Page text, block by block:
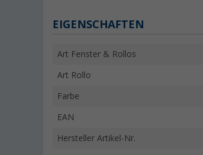
EIGENSCHAFTEN
Art Fenster & Rollos
Art Rollo
Farbe
EAN
Hersteller Artikel-Nr.